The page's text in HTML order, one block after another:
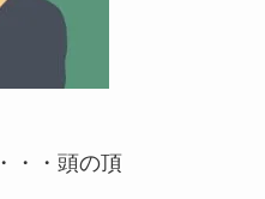
・・・頭の頂